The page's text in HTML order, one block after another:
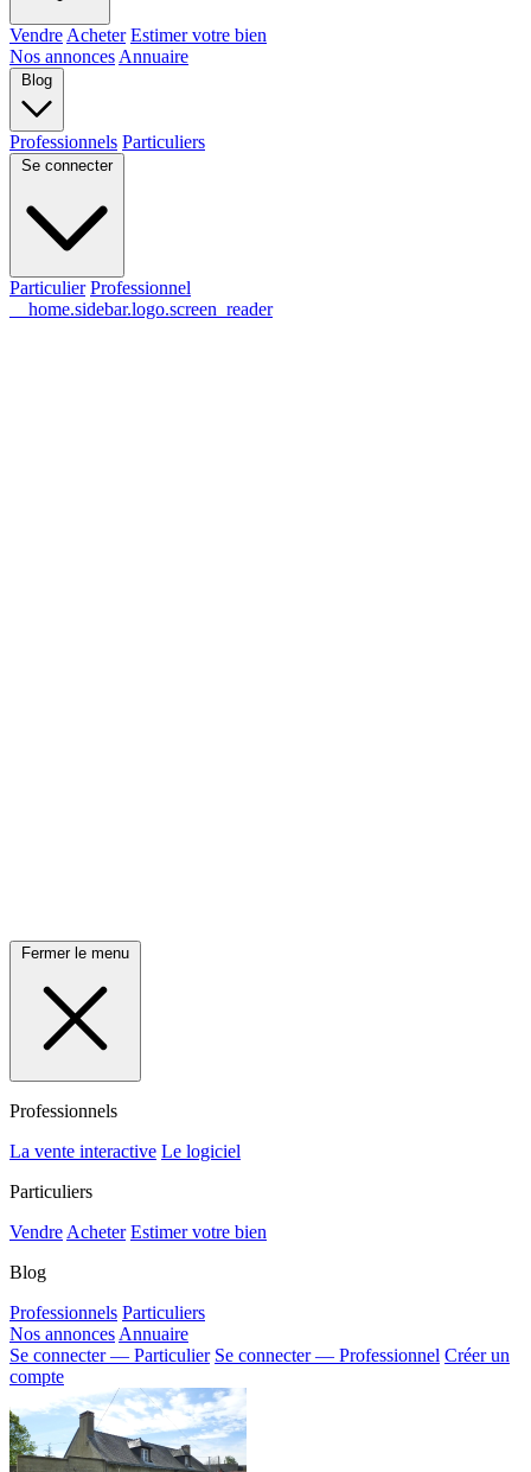
Vendre Acheter Estimer votre bien
Nos annonces Annuaire
Blog
Professionnels Particuliers
Se connecter
Particulier Professionnel
__home.sidebar.logo.screen_reader
Fermer le menu
Professionnels
La vente interactive Le logiciel
Particuliers
Vendre Acheter Estimer votre bien
Blog
Professionnels Particuliers
Nos annonces Annuaire
Se connecter — Particulier Se connecter — Professionnel Créer un
compte